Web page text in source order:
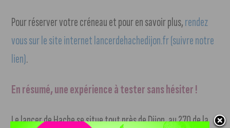
Pour réserver votre créneau et pour en savoir plus,rendez
vous sur le site internet lancerdehachedijon.fr (suivre notre
lien).
En résumé, une expérience à tester sans hésiter !
Le lancer de Hache se situe tout près de Dijon, au 270 de la